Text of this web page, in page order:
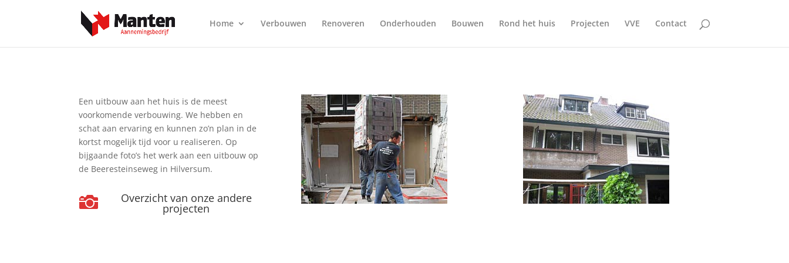
Home Verbouwen Renoveren Onderhouden Bouwen Rond het huis Projecten VVE Contact
Een uitbouw aan het huis is de meest
voorkomende verbouwing. We hebben en
schat aan ervaring en kunnen zo’n plan in de
kortst mogelijk tijd voor u realiseren. Op
bijgaande foto’s het werk aan een uitbouw op
de Beeresteinseweg in Hilversum.
 Overzicht van onze andere
projecten